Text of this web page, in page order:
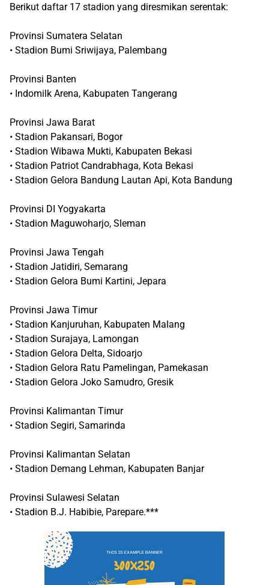
Berikut daftar 17 stadion yang diresmikan serentak:
Provinsi Sumatera Selatan
• Stadion Bumi Sriwijaya, Palembang
Provinsi Banten
• Indomilk Arena, Kabupaten Tangerang
Provinsi Jawa Barat
• Stadion Pakansari, Bogor
• Stadion Wibawa Mukti, Kabupaten Bekasi
• Stadion Patriot Candrabhaga, Kota Bekasi
• Stadion Gelora Bandung Lautan Api, Kota Bandung
Provinsi DI Yogyakarta
• Stadion Maguwoharjo, Sleman
Provinsi Jawa Tengah
• Stadion Jatidiri, Semarang
• Stadion Gelora Bumi Kartini, Jepara
Provinsi Jawa Timur
• Stadion Kanjuruhan, Kabupaten Malang
• Stadion Surajaya, Lamongan
• Stadion Gelora Delta, Sidoarjo
• Stadion Gelora Ratu Pamelingan, Pamekasan
• Stadion Gelora Joko Samudro, Gresik
Provinsi Kalimantan Timur
• Stadion Segiri, Samarinda
Provinsi Kalimantan Selatan
• Stadion Demang Lehman, Kabupaten Banjar
Provinsi Sulawesi Selatan
• Stadion B.J. Habibie, Parepare.***